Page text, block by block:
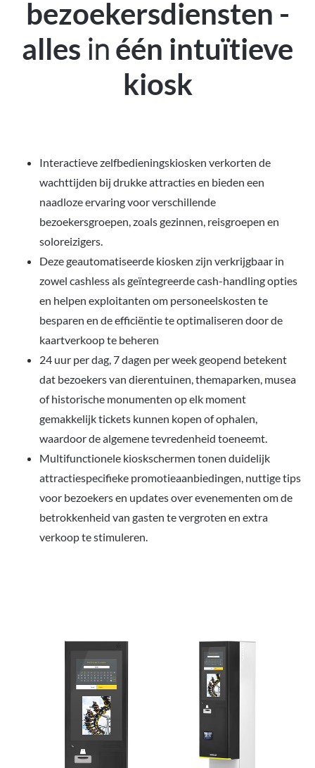
bezoekersdiensten -
alles in één intuïtieve
kiosk
Interactieve zelfbedieningskiosken verkorten de
wachttijden bij drukke attracties en bieden een
naadloze ervaring voor verschillende
bezoekersgroepen, zoals gezinnen, reisgroepen en
soloreizigers.
Deze geautomatiseerde kiosken zijn verkrijgbaar in
zowel cashless als geïntegreerde cash-handling opties
en helpen exploitanten om personeelskosten te
besparen en de efficiëntie te optimaliseren door de
kaartverkoop te beheren
24 uur per dag, 7 dagen per week geopend betekent
dat bezoekers van dierentuinen, themaparken, musea
of historische monumenten op elk moment
gemakkelijk tickets kunnen kopen of ophalen,
waardoor de algemene tevredenheid toeneemt.
Multifunctionele kioskschermen tonen duidelijk
attractiespecifieke promotieaanbiedingen, nuttige tips
voor bezoekers en updates over evenementen om de
betrokkenheid van gasten te vergroten en extra
verkoop te stimuleren.